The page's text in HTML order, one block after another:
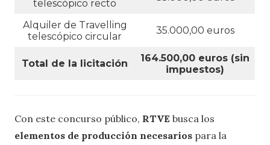
telescópico recto
Alquiler de Travelling
telescópico circular
35.000,00 euros
Total de la licitación
164.500,00 euros (sin
impuestos)
Con este concurso público, RTVE busca los
elementos de producción necesarios para la